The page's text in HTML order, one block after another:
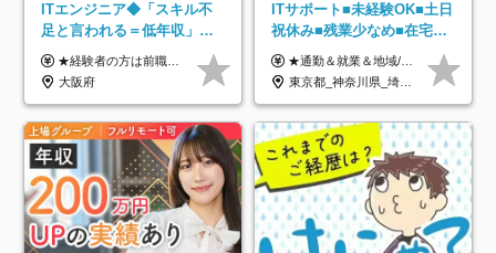
ITエンジニア◆「スキル不
足と言われる＝低年収」で
はない！｜ 不安を克服し、
年収アップした社員の実例
★経験者の方は前職の年収以上を保証します ★案件単価を開示した上で80％以上を還元します 月給25万円以上＋賞与年2回 ※経験や能力を考慮の上で優遇します ※試用期間が3ヶ月(その間の給与・待遇・雇用形態に変更はありません) ※月給には月20時間分のみなし残業手当(5万円)を含みます(超過分は別途支給) ★残業平均は月10時間以下ですので、毎月10時間分程度はお得です！
大阪府
ITサポート■未経験OK■土日
祝休み■残業少なめ■在宅実
績あり■約900種類のスキル
アップ講座あり■全国募集
★通勤＆就業＆地域/住宅＆役職手当あり ★残業代は全額支給 ★選べる給与制度あり！ ■東京・神奈川・千葉・埼玉勤務の場合 月給24.5万円～55万円＋諸手当 （残業代は全額支給） (20,000円の地域/住宅手当込み) ■愛知・京都・大阪・兵庫勤務の場合 月給24万円以上＋諸手当 （残業代は全額支給） (15,000円の地域/住宅手当込み) ■茨城・栃木・群馬・静岡・三重・滋賀・広島・福岡勤務の場合 月給23.5万円以上＋諸手当 （残業代は全額支給） (10,000円の地域/住宅手当込み) ■北海道・宮城・山梨・長野・岐阜・奈良・和歌山・岡山勤務の場合 月給23万円以上＋諸手当 （残業代は全額支給） (5,000円の地域/住宅手当込み) ■その他のエリア勤務の場合 月給22.5万円以上＋諸手当 （残業代は全額支給） ※経験や能力を考慮し、当社規定により優遇します 【昇給：年一回実施】 【選べる給与制度】 ★収入を重視する方に… 「変動型人事制度」の選択も可能（派遣先からの評価に応じて収入アップ！） ※年2回のタイミングで希望者と面談の上決定します。
東京都_神奈川県_埼玉県_千葉県_大阪府_愛知県_北海道_岩手県_宮城県_山形県_福島県_茨城県_栃木県_群馬県_山梨県_長野県_富山県_石川県_静岡県_岐阜県_三重県_兵庫県_京都府_滋賀県_奈良県_広島県_岡山県_山口県_愛媛県_福岡県_熊本県_長崎県